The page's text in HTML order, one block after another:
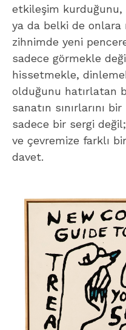
etkileşim kurduğunu,
ya da belki de
zihnimde yeni
sadece görmekle
hissetmekle,
olduğunu hatırlatan
sanatın sınırlarını
sadece bir sergi
ve çevremize farklı
davet.